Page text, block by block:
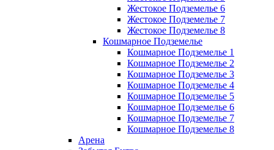
Жестокое Подземелье 6
Жестокое Подземелье 7
Жестокое Подземелье 8
Кошмарное Подземелье
Кошмарное Подземелье 1
Кошмарное Подземелье 2
Кошмарное Подземелье 3
Кошмарное Подземелье 4
Кошмарное Подземелье 5
Кошмарное Подземелье 6
Кошмарное Подземелье 7
Кошмарное Подземелье 8
Арена